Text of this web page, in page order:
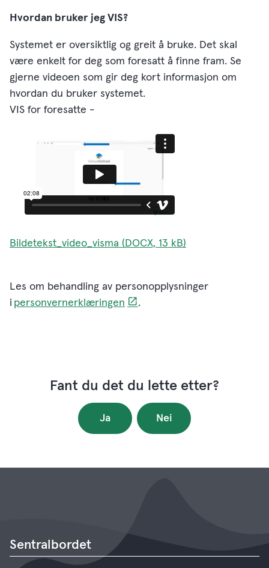
Hvordan bruker jeg VIS?
Systemet er oversiktlig og greit å bruke. Det skal
være enkelt for deg som foresatt å finne fram. Se
gjerne videoen som gir deg kort informasjon om
hvordan du bruker systemet.
VIS for foresatte -
Bildetekst_video_visma (DOCX, 13 kB)
Les om behandling av personopplysninger
i personvernerklæringen .
Fant du det du lette etter?
Ja Nei
Sentralbordet